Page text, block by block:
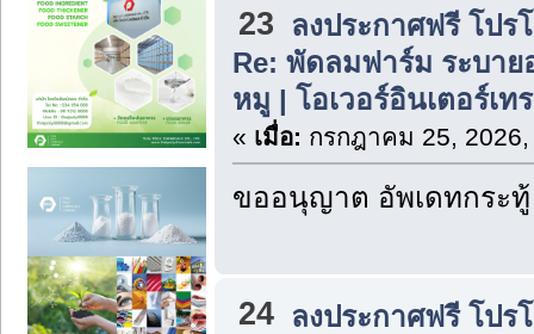
23
ลงประกาศฟรี โป
Re: พัดลมฟาร์ม ระบา
หมู | โอเวอร์อินเตอร์เท
« เมื่อ: กรกฎาคม 25,
ขออนุญาต อัพเดทกระทู้
24 ลงประกาศฟรี โป